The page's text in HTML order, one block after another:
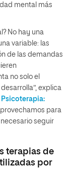
mental más
No hay una
variable: las
de las demandas
no solo el
explica
Psicoterapia:
para
seguir
terapias de
por